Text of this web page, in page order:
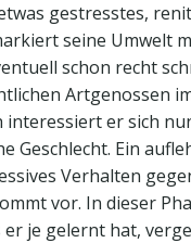
gestresstes,
seine Umwelt
schon recht
Artgenossen
interessiert er sich
Geschlecht. Ein
Verhalten
vor. In dieser
er je gelernt hat,